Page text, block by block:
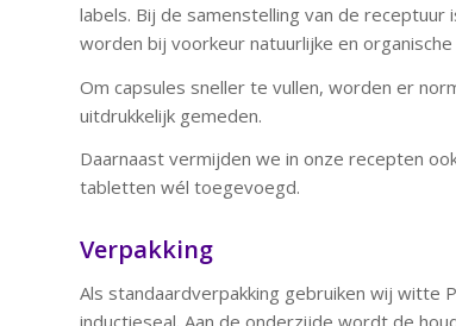
labels. Bij de samenstelling van de
worden bij voorkeur natuurlijke en
Om capsules sneller te vullen, worden er
uitdrukkelijk gemeden.
Daarnaast vermijden we in onze recepten
tabletten wél toegevoegd.
Verpakking
Als standaardverpakking gebruiken wij witte